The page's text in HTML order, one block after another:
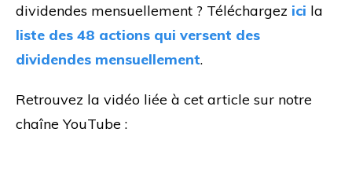
dividendes mensuellement ? Téléchargez ici la
liste des 48 actions qui versent des
dividendes mensuellement.
Retrouvez la vidéo liée à cet article sur notre
chaîne YouTube :